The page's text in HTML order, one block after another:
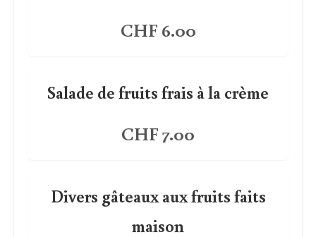
CHF 6.00
Salade de fruits frais à la crème
CHF 7.00
Divers gâteaux aux fruits faits
maison